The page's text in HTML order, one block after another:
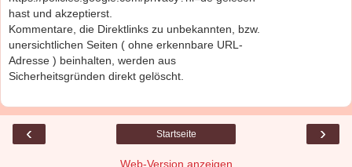
hast und akzeptierst.
Kommentare, die Direktlinks zu unbekannten, bzw.
unersichtlichen Seiten ( ohne erkennbare URL-
Adresse ) beinhalten, werden aus
Sicherheitsgründen direkt gelöscht.
‹ ›
Startseite
Web-Version anzeigen